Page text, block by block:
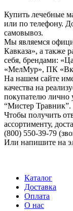
Купить лечебные
или по телефону.
самовывоз.
Мы являемся
Кавказа», а также
себя, брендами:
«МелМур», ПК
На нашем сайте
качества на
покупателю лично
“Мистер Травник”.
Чтобы получить
ассортименту,
(800) 550-39-79
Или напишите на
Каталог
Доставка
Оплата
О нас